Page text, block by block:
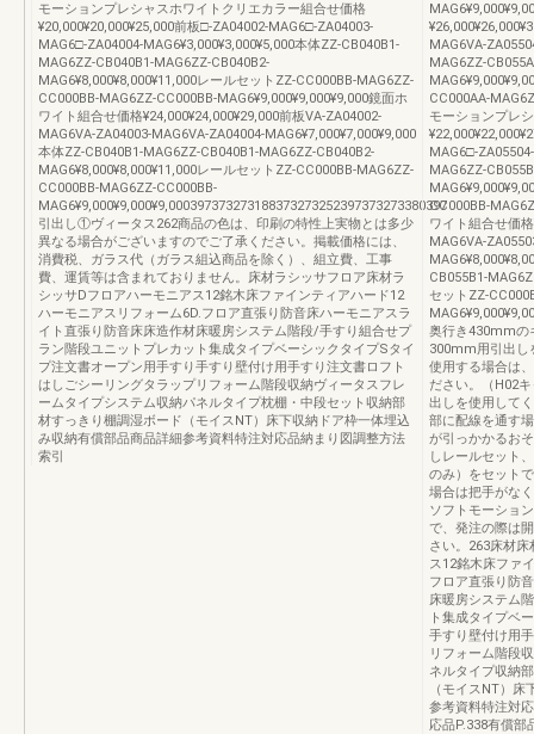
モーションプレシャスホワイトクリエカラー組合せ価格
¥20,000¥20,000¥25,000前板□-ZA04002-MAG6□-ZA04003-
MAG6□-ZA04004-MAG6¥3,000¥3,000¥5,000本体ZZ-CB040B1-
MAG6ZZ-CB040B1-MAG6ZZ-CB040B2-
MAG6¥8,000¥8,000¥11,000レールセットZZ-CC000BB-MAG6ZZ-
CC000BB-MAG6ZZ-CC000BB-MAG6¥9,000¥9,000¥9,000鏡面ホ
ワイト組合せ価格¥24,000¥24,000¥29,000前板VA-ZA04002-
MAG6VA-ZA04003-MAG6VA-ZA04004-MAG6¥7,000¥7,000¥9,000
本体ZZ-CB040B1-MAG6ZZ-CB040B1-MAG6ZZ-CB040B2-
MAG6¥8,000¥8,000¥11,000レールセットZZ-CC000BB-MAG6ZZ-
CC000BB-MAG6ZZ-CC000BB-
MAG6¥9,000¥9,000¥9,000397373273188373273252397373273380397
引出し①ヴィータス262商品の色は、印刷の特性上実物とは多少
異なる場合がございますのでご了承ください。掲載価格には、
消費税、ガラス代（ガラス組込商品を除く）、組立費、工事
費、運賃等は含まれておりません。床材ラシッサフロア床材ラ
シッサDフロアハーモニアス12銘木床ファインティアハード12
ハーモニアスリフォーム6D.フロア直張り防音床ハーモニアスラ
イト直張り防音床床造作材床暖房システム階段/手すり組合せプ
ラン階段ユニットプレカット集成タイプベーシックタイプSタイ
プ注文書オープン用手すり手すり壁付け用手すり注文書ロフト
はしごシーリングタラップリフォーム階段収納ヴィータスフレ
ームタイプシステム収納パネルタイプ枕棚・中段セット収納部
材すっきり棚調湿ボード（モイスNT）床下収納ドア枠一体埋込
み収納有償部品商品詳細参考資料特注対応品納まり図調整方法
索引
MAG6VA-
MAG6ZZ-
CC000AA-
モーションプレ
MAG6□-
MAG6ZZ-
CC000BB-
ワイト組合せ価
MAG6VA-
CB055B1-
セットZZ-
奥行き430mmの
300mm用引出し
使用する場合は
ださい。（H02
出しを使用して
部に配線を通す
が引っかかるお
しレールセット
のみ）をセット
場合は把手がな
ソフトモーショ
で、発注の際は
さい。263床材
ス12銘木床ファ
フロア直張り防
床暖房システム
ト集成タイプベ
手すり壁付け用
リフォーム階段
ネルタイプ収納
（モイスNT）
参考資料特注対
応品P.338有償部